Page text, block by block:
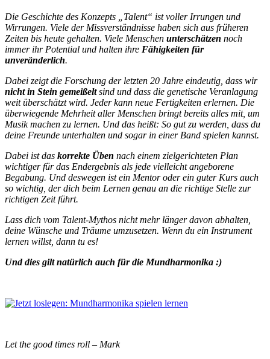
Die Geschichte des Konzepts „Talent“ ist voller Irrungen und
Wirrungen. Viele der Missverständnisse haben sich aus früheren
Zeiten bis heute gehalten. Viele Menschen unterschätzen noch
immer ihr Potential und halten ihre Fähigkeiten für
unveränderlich.
Dabei zeigt die Forschung der letzten 20 Jahre eindeutig, dass wir
nicht in Stein gemeißeltsind und dass die genetische Veranlagung
weit überschätzt wird. Jeder kann neue Fertigkeiten erlernen. Die
überwiegende Mehrheit aller Menschen bringt bereits alles mit, um
Musik machen zu lernen. Und das heißt: So gut zu werden, dass du
deine Freunde unterhalten und sogar in einer Band spielen kannst.
Dabei ist das korrekte Üben nach einem zielgerichteten Plan
wichtiger für das Endergebnis als jede vielleicht angeborene
Begabung. Und deswegen ist ein Mentor oder ein guter Kurs auch
so wichtig, der dich beim Lernen genau an die richtige Stelle zur
richtigen Zeit führt.
Lass dich vom Talent-Mythos nicht mehr länger davon abhalten,
deine Wünsche und Träume umzusetzen. Wenn du ein Instrument
lernen willst, dann tu es!
Und dies gilt natürlich auch für die Mundharmonika :)
Let the good times roll – Mark